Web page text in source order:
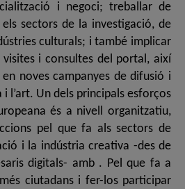
i negoci; treballar de
sectors de la investigació, de
culturals; i també implicar
i consultes del portal, així
noves campanyes de difusió i
l’art. Un dels principals esforços
és a nivell organitzatiu,
pel que fa als sectors de
i la indústria creativa -des de
digitals- amb . Pel que fa a
ciutadans i fer-los participar